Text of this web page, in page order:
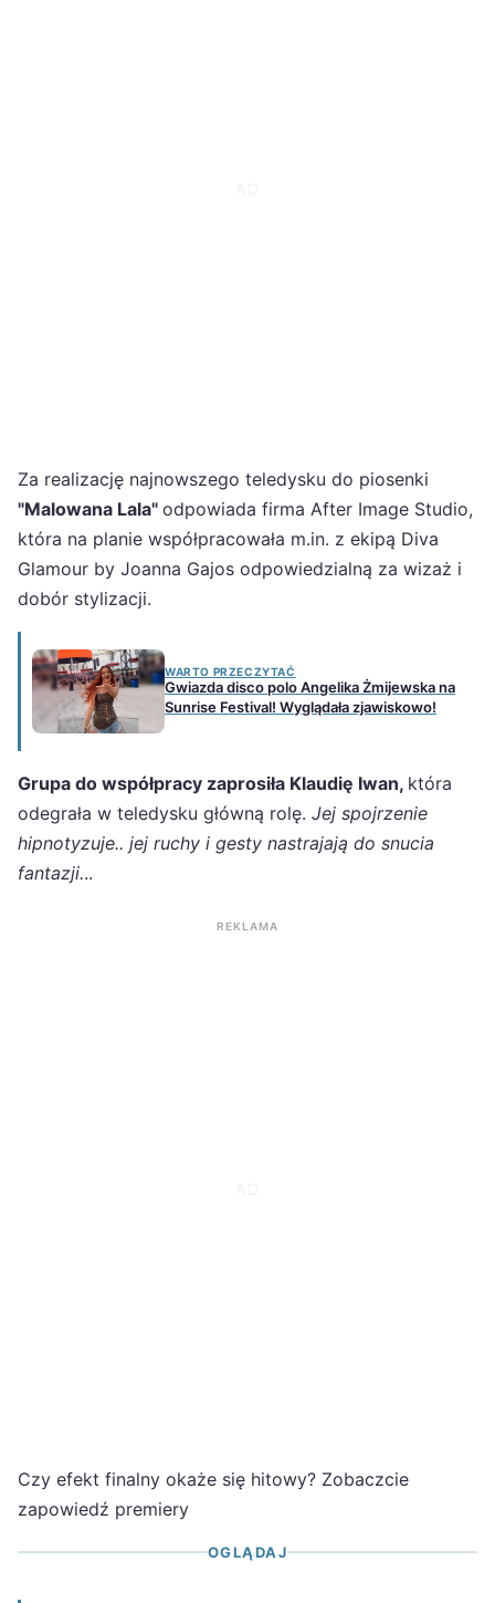
Za realizację najnowszego teledysku do piosenki
"Malowana Lala" odpowiada firma After Image Studio,
która na planie współpracowała m.in. z ekipą Diva
Glamour by Joanna Gajos odpowiedzialną za wizaż i
dobór stylizacji.
WARTO PRZECZYTAĆ
Gwiazda disco polo Angelika Żmijewska na
Sunrise Festival! Wyglądała zjawiskowo!
Grupa do współpracy zaprosiła Klaudię Iwan, która
odegrała w teledysku główną rolę. Jej spojrzenie
hipnotyzuje.. jej ruchy i gesty nastrajają do snucia
fantazji...
REKLAMA
Czy efekt finalny okaże się hitowy? Zobaczcie
zapowiedź premiery
OGLĄDAJ